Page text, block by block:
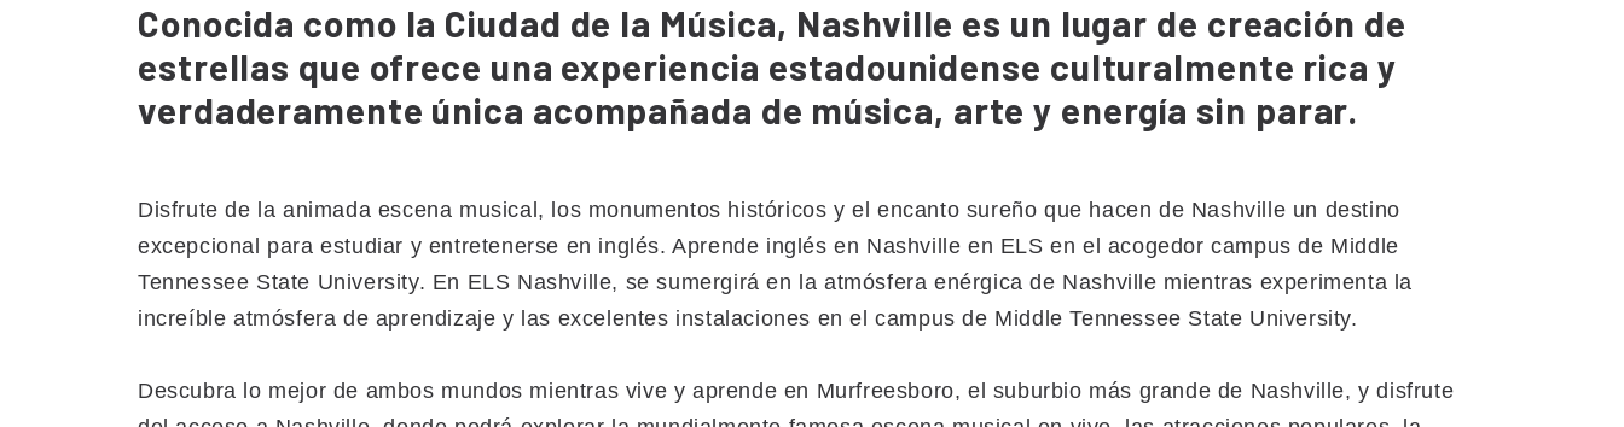
Conocida como la Ciudad de la Música, Nashville es un lugar de creación de
estrellas que ofrece una experiencia estadounidense culturalmente rica y
verdaderamente única acompañada de música, arte y energía sin parar.
Disfrute de la animada escena musical, los monumentos históricos y el encanto sureño que hacen de Nashville un destino
excepcional para estudiar y entretenerse en inglés. Aprende inglés en Nashville en ELS en el acogedor campus de Middle
Tennessee State University. En ELS Nashville, se sumergirá en la atmósfera enérgica de Nashville mientras experimenta la
increíble atmósfera de aprendizaje y las excelentes instalaciones en el campus de Middle Tennessee State University.
Descubra lo mejor de ambos mundos mientras vive y aprende en Murfreesboro, el suburbio más grande de Nashville, y disfrute